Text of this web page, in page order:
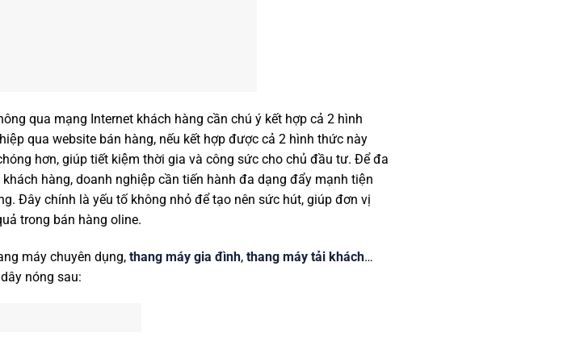
qua mạng Internet khách hàng cần chú ý kết hợp cả 2 hình
qua website bán hàng, nếu kết hợp được cả 2 hình thức này
hơn, giúp tiết kiệm thời gia và công sức cho chủ đầu tư. Để đa
hàng, doanh nghiệp cần tiến hành đa dạng đẩy mạnh tiện
Đây chính là yếu tố không nhỏ để tạo nên sức hút, giúp đơn vị
trong bán hàng oline.
máy chuyên dụng, thang máy gia đình, thang máy tải khách…
nóng sau: